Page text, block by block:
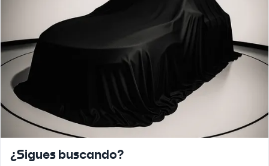
¿Sigues buscando?